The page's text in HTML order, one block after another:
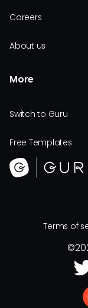
Careers
About us
More
Switch to Guru
Free Templates
Terms of
©